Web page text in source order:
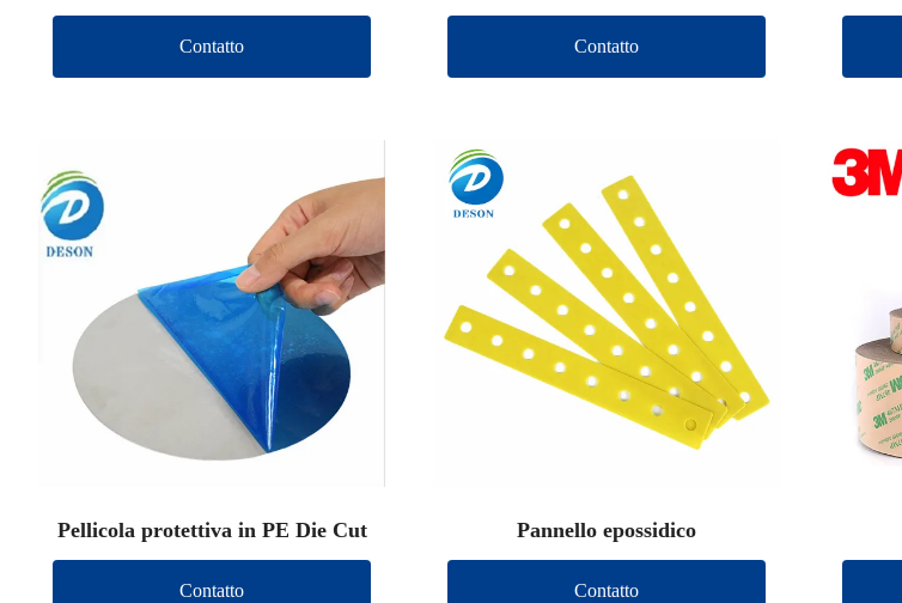
fustellato
Contatto Contatto
Pellicola protettiva in PE Die Cut
Contatto
Pannello epossidico
Contatto